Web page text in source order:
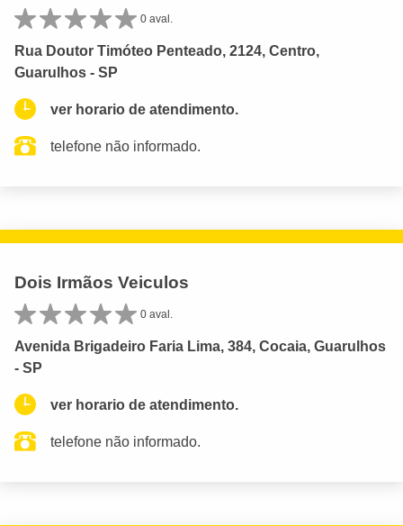
0 aval.
Rua Doutor Timóteo Penteado, 2124, Centro,
Guarulhos - SP
ver horario de atendimento.
telefone não informado.
Dois Irmãos Veiculos
0 aval.
Avenida Brigadeiro Faria Lima, 384, Cocaia, Guarulhos
- SP
ver horario de atendimento.
telefone não informado.